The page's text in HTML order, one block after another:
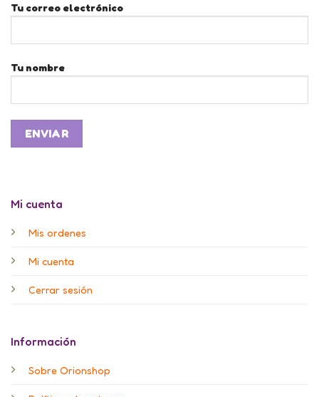
Mi cuenta
Mis ordenes
Mi cuenta
Cerrar sesión
Información
Sobre Orionshop
Tu correo electrónico
Tu nombre